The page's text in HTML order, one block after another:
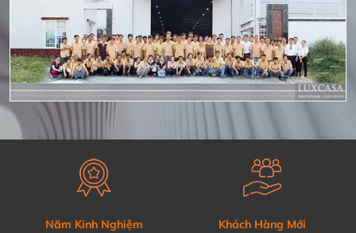
Năm Kinh Nghiệm Khách Hàng Mới